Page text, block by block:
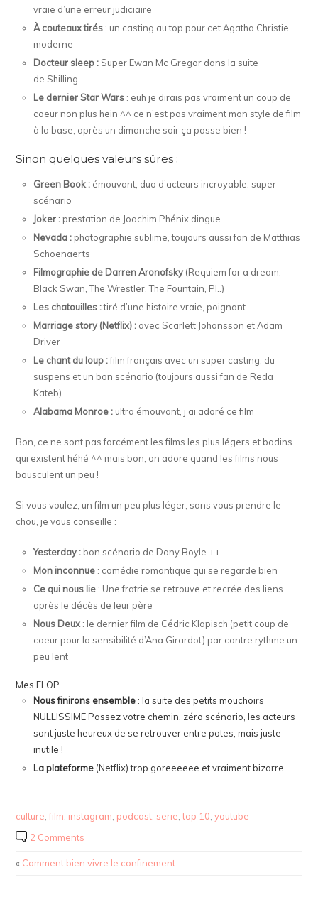
vraie d’une erreur judiciaire
À couteaux tirés ; un casting au top pour cet Agatha Christie
moderne
Docteur sleep : Super Ewan Mc Gregor dans la suite
de Shilling
Le dernier Star Wars : euh je dirais pas vraiment un coup de
coeur non plus hein ^^ ce n’est pas vraiment mon style de film
à la base, après un dimanche soir ça passe bien !
Sinon quelques valeurs sûres :
Green Book : émouvant, duo d’acteurs incroyable, super
scénario
Joker :prestation de Joachim Phénix dingue
Nevada :photographie sublime, toujours aussi fan de Matthias
Schoenaerts
Filmographie de Darren Aronofsky (Requiem for a dream,
Black Swan, The Wrestler, The Fountain, PI..)
Les chatouilles :tiré d’une histoire vraie, poignant
Marriage story (Netflix) : avec Scarlett Johansson et Adam
Driver
Le chant du loup :film français avec un super casting, du
suspens et un bon scénario (toujours aussi fan de Reda
Kateb)
Alabama Monroe : ultra émouvant, j ai adoré ce film
Bon, ce ne sont pas forcément les films les plus légers et badins
qui existent héhé ^^ mais bon, on adore quand les films nous
bousculent un peu !
Si vous voulez, un film un peu plus léger, sans vous prendre le
chou, je vous conseille :
Yesterday : bon scénario de Dany Boyle ++
Mon inconnue : comédie romantique qui se regarde bien
Ce qui nous lie : Une fratrie se retrouve et recrée des liens
après le décès de leur père
Nous Deux : le dernier film de Cédric Klapisch (petit coup de
coeur pour la sensibilité d’Ana Girardot) par contre rythme un
peu lent
Mes FLOP
Nous finirons ensemble : la suite des petits mouchoirs
NULLISSIME Passez votre chemin, zéro scénario, les acteurs
sont juste heureux de se retrouver entre potes, mais juste
inutile !
La plateforme (Netflix) trop goreeeeee et vraiment bizarre
culture ,film instagram ,podcast serie ,top 10 ,youtube
2 Comments
« Comment bien vivre le confinement